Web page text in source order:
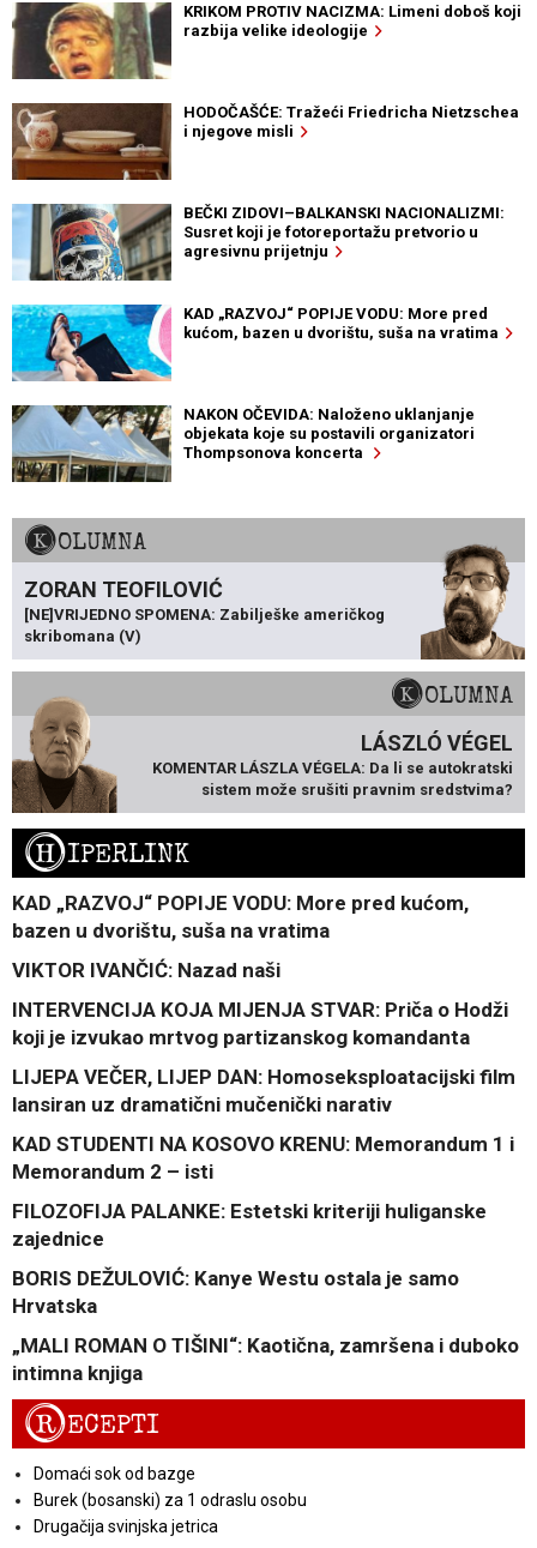
KRIKOM PROTIV NACIZMA: Limeni doboš koji
razbija velike ideologije
HODOČAŠĆE: Tražeći Friedricha Nietzschea
i njegove misli
BEČKI ZIDOVI–BALKANSKI NACIONALIZMI:
Susret koji je fotoreportažu pretvorio u
agresivnu prijetnju
KAD „RAZVOJ“ POPIJE VODU: More pred
kućom, bazen u dvorištu, suša na vratima
NAKON OČEVIDA: Naloženo uklanjanje
objekata koje su postavili organizatori
Thompsonova koncerta
KOLUMNA
ZORAN TEOFILOVIĆ
[NE]VRIJEDNO SPOMENA: Zabilješke američkog
skribomana (V)
KOLUMNA
LÁSZLÓ VÉGEL
KOMENTAR LÁSZLA VÉGELA: Da li se autokratski
sistem može srušiti pravnim sredstvima?
HIPERLINK
KAD „RAZVOJ“ POPIJE VODU: More pred kućom,
bazen u dvorištu, suša na vratima
VIKTOR IVANČIĆ: Nazad naši
INTERVENCIJA KOJA MIJENJA STVAR: Priča o Hodži
koji je izvukao mrtvog partizanskog komandanta
LIJEPA VEČER, LIJEP DAN: Homoseksploatacijski film
lansiran uz dramatični mučenički narativ
KAD STUDENTI NA KOSOVO KRENU: Memorandum 1 i
Memorandum 2 – isti
FILOZOFIJA PALANKE: Estetski kriteriji huliganske
zajednice
BORIS DEŽULOVIĆ: Kanye Westu ostala je samo
Hrvatska
„MALI ROMAN O TIŠINI“: Kaotična, zamršena i duboko
intimna knjiga
RECEPTI
Domaći sok od bazge
Burek (bosanski) za 1 odraslu osobu
Drugačija svinjska jetrica